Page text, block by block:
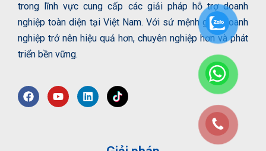
trong lĩnh vực cung cấp các giải pháp hỗ trợ doanh
nghiệp toàn diện tại Việt Nam. Với sứ mệnh giúp doanh
nghiệp trở nên hiệu quả hơn, chuyên nghiệp hơn và phát
triển bền vững.